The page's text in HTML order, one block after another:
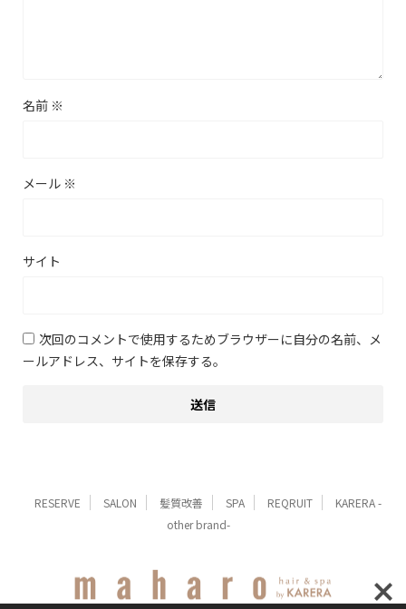
名前 ※
メール ※
サイト
次回のコメントで使用するためブラウザーに自分の名前、メ
ールアドレス、サイトを保存する。
RESERVE SALON 髪質改善 SPA REQRUIT
KARERA -
other brand-